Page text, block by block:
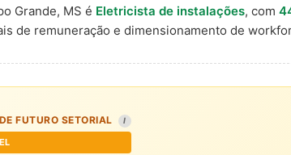
Grande, MS é Eletricista de instalações, com
de remuneração e dimensionamento de
FUTURO SETORIAL I